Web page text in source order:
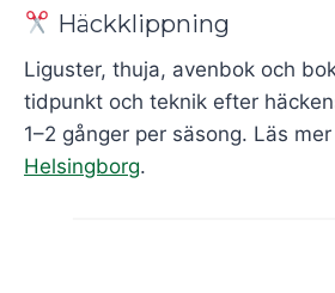
Häckklippning
Liguster, thuja, avenbok och
tidpunkt och teknik efter
1–2 gånger per säsong. Läs
Helsingborg.